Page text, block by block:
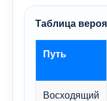
Таблица
Путь
Восходящий